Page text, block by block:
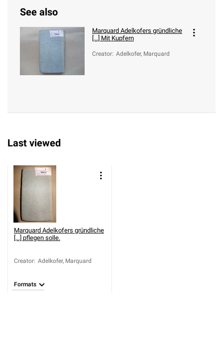
See also
Marquard Adelkofers gründliche
[...] Mit Kupfern
Creator: Adelkofer, Marquard
Last viewed
Marquard Adelkofers gründliche
[...] pflegen solle.
Creator: Adelkofer, Marquard
Formats